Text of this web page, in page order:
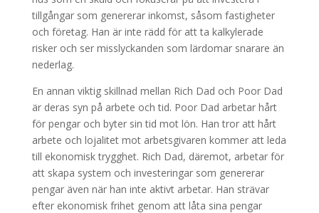
tillgångar som genererar inkomst, såsom fastigheter
och företag. Han är inte rädd för att ta kalkylerade
risker och ser misslyckanden som lärdomar snarare än
nederlag.
En annan viktig skillnad mellan Rich Dad och Poor Dad
är deras syn på arbete och tid. Poor Dad arbetar hårt
för pengar och byter sin tid mot lön. Han tror att hårt
arbete och lojalitet mot arbetsgivaren kommer att leda
till ekonomisk trygghet. Rich Dad, däremot, arbetar för
att skapa system och investeringar som genererar
pengar även när han inte aktivt arbetar. Han strävar
efter ekonomisk frihet genom att låta sina pengar